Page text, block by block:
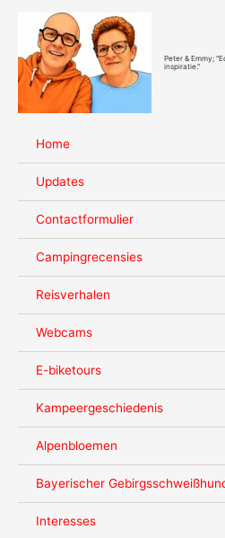
inhoud
Peter & Emmy;
inspiratie."
Home
Updates
Contactformulier
Campingrecensies
Reisverhalen
Webcams
E-biketours
Kampeergeschiedenis
Alpenbloemen
Bayerischer
Interesses